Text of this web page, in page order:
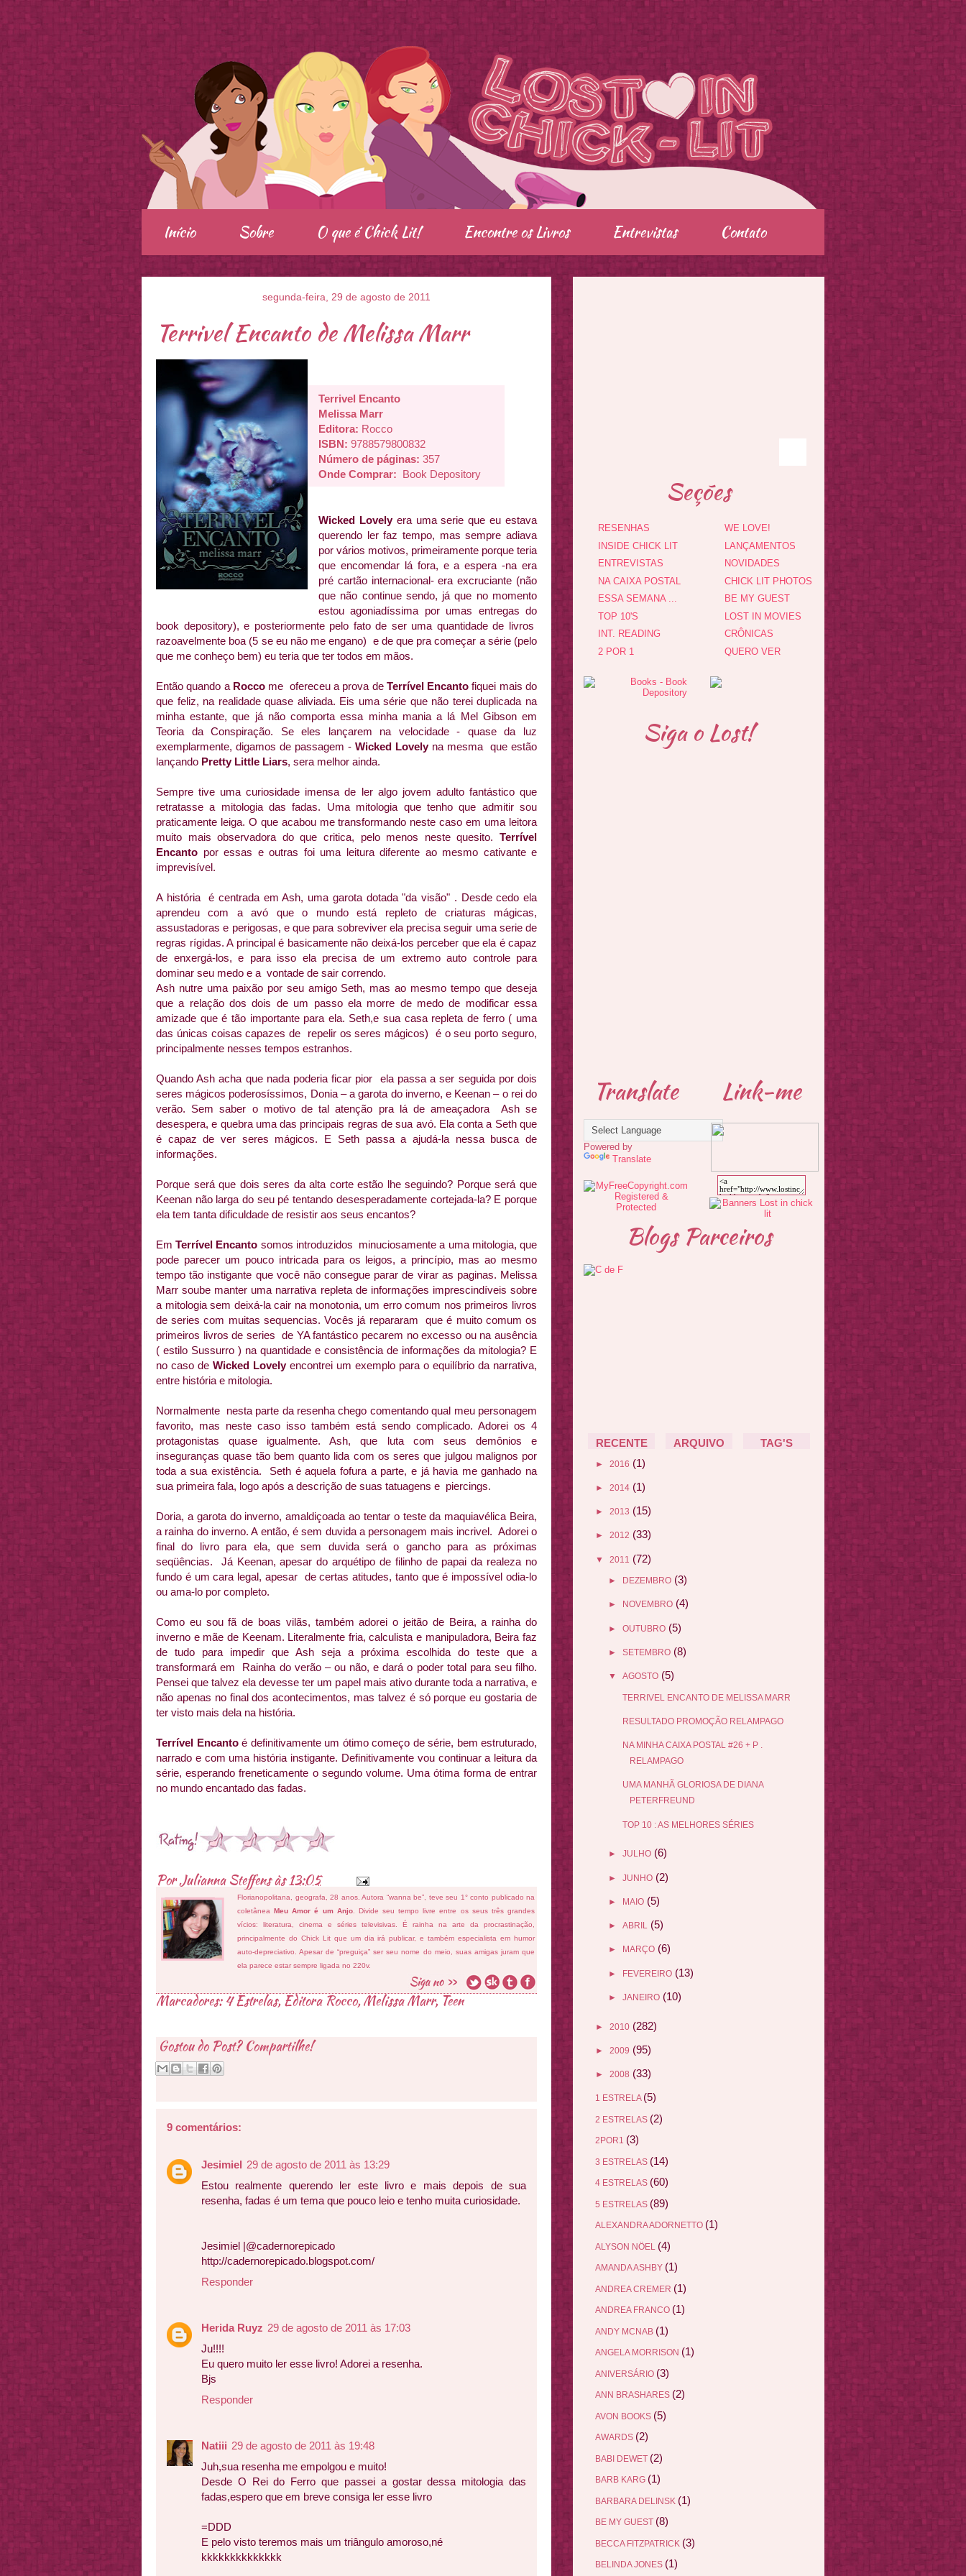
.
Início Sobre O que é Chick Lit! Encontre os Livros Entrevistas Contato
segunda-feira, 29 de agosto de 2011
Terrivel Encanto de Melissa Marr
Terrivel Encanto
Melissa Marr
Editora: Rocco
ISBN: 9788579800832
Número de páginas: 357
Onde Comprar: Book Depository
Wicked Lovelyera uma serie que eu estava
querendo ler faz tempo, mas sempre adiava
por vários motivos, primeiramente porque teria
que encomendar lá fora, e a espera -na era
pré cartão internacional- era excruciante (não
que não continue sendo, já que no momento
estou agoniadíssima por umas entregas do
book depository), e posteriormente pelo fato de ser uma quantidade de livros
razoavelmente boa (5 se eu não me engano) e de que pra começar a série (pelo
que me conheço bem) eu teria que ter todos em mãos.
Então quando a Roccome ofereceu a prova de Terrível Encanto fiquei mais do
que feliz, na realidade quase aliviada. Eis uma série que não terei duplicada na
minha estante, que já não comporta essa minha mania a lá Mel Gibson em
Teoria da Conspiração. Se eles lançarem na velocidade - quase da luz
exemplarmente, digamos de passagem - Wicked Lovelyna mesma que estão
lançando Pretty Little Liars, sera melhor ainda.
Sempre tive uma curiosidade imensa de ler algo jovem adulto fantástico que
retratasse a mitologia das fadas. Uma mitologia que tenho que admitir sou
praticamente leiga. O que acabou me transformando neste caso em uma leitora
muito mais observadora do que critica, pelo menos neste quesito. Terrível
Encanto por essas e outras foi uma leitura diferente ao mesmo cativante e
imprevisível.
A história é centrada em Ash, uma garota dotada "da visão" . Desde cedo ela
aprendeu com a avó que o mundo está repleto de criaturas mágicas,
assustadoras e perigosas, e que para sobreviver ela precisa seguir uma serie de
regras rígidas. A principal é basicamente não deixá-los perceber que ela é capaz
de enxergá-los, e para isso ela precisa de um extremo auto controle para
dominar seu medo e a vontade de sair correndo.
Ash nutre uma paixão por seu amigo Seth, mas ao mesmo tempo que deseja
que a relação dos dois de um passo ela morre de medo de modificar essa
amizade que é tão importante para ela. Seth,e sua casa repleta de ferro ( uma
das únicas coisas capazes de repelir os seres mágicos) é o seu porto seguro,
principalmente nesses tempos estranhos.
Quando Ash acha que nada poderia ficar pior ela passa a ser seguida por dois
seres mágicos poderosíssimos, Donia – a garota do inverno, e Keenan – o rei do
verão. Sem saber o motivo de tal atenção pra lá de ameaçadora Ash se
desespera, e quebra uma das principais regras de sua avó. Ela conta a Seth que
é capaz de ver seres mágicos. E Seth passa a ajudá-la nessa busca de
informações.
Porque será que dois seres da alta corte estão lhe seguindo? Porque será que
Keenan não larga do seu pé tentando desesperadamente cortejada-la? E porque
ela tem tanta dificuldade de resistir aos seus encantos?
EmTerrível Encanto somos introduzidos minuciosamente a uma mitologia, que
pode parecer um pouco intricada para os leigos, a princípio, mas ao mesmo
tempo tão instigante que você não consegue parar de virar as paginas. Melissa
Marr soube manter uma narrativa repleta de informações imprescindíveis sobre
a mitologia sem deixá-la cair na monotonia, um erro comum nos primeiros livros
de series com muitas sequencias. Vocês já repararam que é muito comum os
primeiros livros de series de YA fantástico pecarem no excesso ou na ausência
( estilo Sussurro ) na quantidade e consistência de informações da mitologia? E
no caso de Wicked Lovelyencontrei um exemplo para o equilíbrio da narrativa,
entre história e mitologia.
Normalmente nesta parte da resenha chego comentando qual meu personagem
favorito, mas neste caso isso também está sendo complicado. Adorei os 4
protagonistas quase igualmente. Ash, que luta com seus demônios e
inseguranças quase tão bem quanto lida com os seres que julgou malignos por
toda a sua existência. Seth é aquela fofura a parte, e já havia me ganhado na
sua primeira fala, logo após a descrição de suas tatuagens e piercings.
Doria, a garota do inverno, amaldiçoada ao tentar o teste da maquiavélica Beira,
a rainha do inverno. A então, é sem duvida a personagem mais incrivel. Adorei o
final do livro para ela, que sem duvida será o gancho para as próximas
seqüências. Já Keenan, apesar do arquétipo de filinho de papai da realeza no
fundo é um cara legal, apesar de certas atitudes, tanto que é impossível odia-lo
ou ama-lo por completo.
Como eu sou fã de boas vilãs, também adorei o jeitão de Beira, a rainha do
inverno e mãe de Keenam. Literalmente fria, calculista e manipuladora, Beira faz
de tudo para impedir que Ash seja a próxima escolhida do teste que a
transformará em Rainha do verão – ou não, e dará o poder total para seu filho.
Pensei que talvez ela devesse ter um papel mais ativo durante toda a narrativa, e
não apenas no final dos acontecimentos, mas talvez é só porque eu gostaria de
ter visto mais dela na história.
Terrível Encantoé definitivamente um ótimo começo de série, bem estruturado,
narrado e com uma história instigante. Definitivamente vou continuar a leitura da
série, esperando freneticamente o segundo volume. Uma ótima forma de entrar
no mundo encantado das fadas.
PorJulianna Steffensàs13:05
Florianopolitana, geografa, 28 anos. Autora “wanna be”, teve seu 1° conto publicado na
coletâneaMeu Amor é um Anjo. Divide seu tempo livre entre os seus três grandes
vícios: literatura, cinema e séries televisivas. É rainha na arte da procrastinação,
principalmente do Chick Lit que um dia irá publicar, e também especialista em humor
auto-depreciativo. Apesar de “preguiça” ser seu nome do meio, suas amigas juram que
ela parece estar sempre ligada no 220v.
Marcadores:4 Estrelas,Editora Rocco,Melissa Marr, Teen
Gostou do Post? Compartilhe!
9 comentários:
Jesimiel 29 de agosto de 2011 às 13:29
Estou realmente querendo ler este livro e mais depois de sua
resenha, fadas é um tema que pouco leio e tenho muita curiosidade.
Jesimiel |@cadernorepicado
http://cadernorepicado.blogspot.com/
Responder
Herida Ruyz 29 de agosto de 2011 às 17:03
Ju!!!!
Eu quero muito ler esse livro! Adorei a resenha.
Bjs
Responder
Natiii 29 de agosto de 2011 às 19:48
Juh,sua resenha me empolgou e muito!
Desde O Rei do Ferro que passei a gostar dessa mitologia das
fadas,espero que em breve consiga ler esse livro
=DDD
E pelo visto teremos mais um triângulo amoroso,né
kkkkkkkkkkkkkk
Seções
RESENHAS
INSIDE CHICK LIT
ENTREVISTAS
NA CAIXA POSTAL
ESSA SEMANA ...
TOP 10'S
INT. READING
2 POR 1
WE LOVE!
LANÇAMENTOS
NOVIDADES
CHICK LIT PHOTOS
BE MY GUEST
LOST IN MOVIES
CRÔNICAS
QUERO VER
Siga o Lost!
Translate
Powered by
Translate
Link-me
Blogs Parceiros
RECENTE ARQUIVO TAG'S
► 2016 (1)
► 2014 (1)
► 2013 (15)
► 2012 (33)
▼ 2011 (72)
► DEZEMBRO (3)
► NOVEMBRO (4)
► OUTUBRO (5)
► SETEMBRO (8)
▼ AGOSTO (5)
TERRIVEL ENCANTO DE MELISSA MARR
RESULTADO PROMOÇÃO RELAMPAGO
NA MINHA CAIXA POSTAL #26 + P .
RELAMPAGO
UMA MANHÃ GLORIOSA DE DIANA
PETERFREUND
TOP 10 : AS MELHORES SÉRIES
► JULHO (6)
► JUNHO (2)
► MAIO (5)
► ABRIL (5)
► MARÇO (6)
► FEVEREIRO (13)
► JANEIRO (10)
► 2010 (282)
► 2009 (95)
► 2008 (33)
1 ESTRELA (5)
2 ESTRELAS (2)
2POR1 (3)
3 ESTRELAS (14)
4 ESTRELAS (60)
5 ESTRELAS (89)
ALEXANDRA ADORNETTO (1)
ALYSON NÖEL (4)
AMANDA ASHBY (1)
ANDREA CREMER (1)
ANDREA FRANCO (1)
ANDY MCNAB (1)
ANGELA MORRISON (1)
ANIVERSÁRIO (3)
ANN BRASHARES (2)
AVON BOOKS (5)
AWARDS (2)
BABI DEWET (2)
BARB KARG (1)
BARBARA DELINSK (1)
BE MY GUEST (8)
BECCA FITZPATRICK (3)
BELINDA JONES (1)